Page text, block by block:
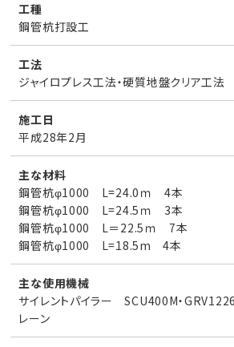
工種
鋼管杭打設工
工法
ジャイロプレス工法・硬質地盤クリア工法
施工日
平成28年2月
主な材料
鋼管杭φ1000 L=24.0ｍ 4本
鋼管杭φ1000 L=24.5ｍ 3本
鋼管杭φ1000 L＝22.5ｍ 7本
鋼管杭φ1000 L=18.5m 4本
主な使用機械
サイレントパイラー SCU400M・
レーン